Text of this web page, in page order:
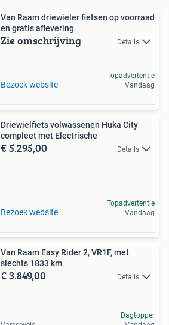
Van Raam driewieler fietsen op voorraad
en gratis aflevering
Zie omschrijving Details
Bezoek website
Topadvertentie
Vandaag
Driewielfiets volwassenen Huka City
compleet met Electrische
€ 5.295,00 Details
Bezoek website
Topadvertentie
Vandaag
Van Raam Easy Rider 2, VR1F, met
slechts 1833 km
€ 3.849,00 Details
Dagtopper